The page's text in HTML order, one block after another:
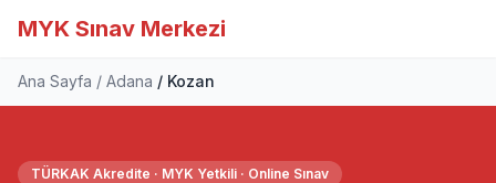
MYK Sınav Merkezi
Ana Sayfa Adana Kozan
TÜRKAK Akredite · MYK Yetkili · Online Sınav